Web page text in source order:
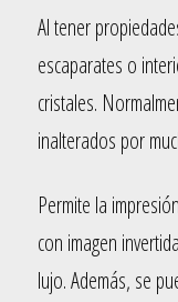
Al tener
escaparates o
cristales.
inalterados por
Permite la
con imagen
lujo. Además, se